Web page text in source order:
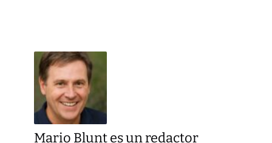
Mario Blunt es un redactor